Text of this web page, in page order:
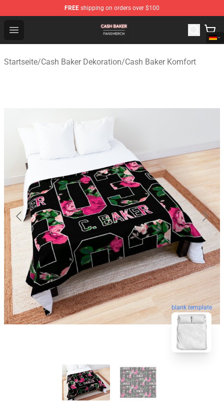
FREE shipping on orders over $100
Open menu
Cash Baker Shop - Official Cash Baker Merchandise
Startseite/Cash Baker Dekoration/Cash Baker Komfort
blank template